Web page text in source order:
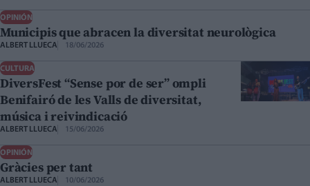
OPINIÓN
Municipis que abracen la diversitat neurològica
ALBERT LLUECA 18/06/2026
CULTURA
DiversFest “Sense por de ser” ompli
Benifairó de les Valls de diversitat,
música i reivindicació
ALBERT LLUECA 15/06/2026
OPINIÓN
Gràcies per tant
ALBERT LLUECA 10/06/2026